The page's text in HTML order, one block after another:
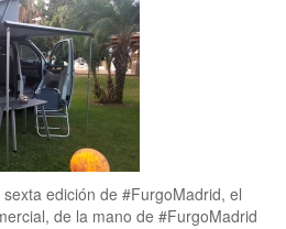
edición de #FurgoMadrid, el
de la mano de #FurgoMadrid